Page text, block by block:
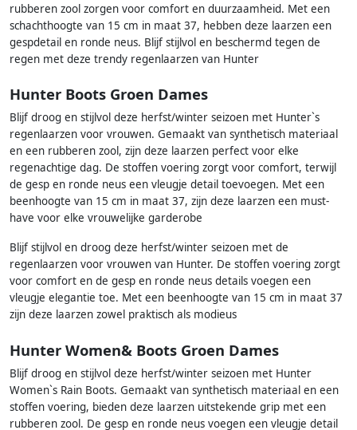
rubberen zool zorgen voor comfort en duurzaamheid. Met een
schachthoogte van 15 cm in maat 37, hebben deze laarzen een
gespdetail en ronde neus. Blijf stijlvol en beschermd tegen de
regen met deze trendy regenlaarzen van Hunter
Hunter Boots Groen Dames
Blijf droog en stijlvol deze herfst/winter seizoen met Hunter`s
regenlaarzen voor vrouwen. Gemaakt van synthetisch materiaal
en een rubberen zool, zijn deze laarzen perfect voor elke
regenachtige dag. De stoffen voering zorgt voor comfort, terwijl
de gesp en ronde neus een vleugje detail toevoegen. Met een
beenhoogte van 15 cm in maat 37, zijn deze laarzen een must-
have voor elke vrouwelijke garderobe
Blijf stijlvol en droog deze herfst/winter seizoen met de
regenlaarzen voor vrouwen van Hunter. De stoffen voering zorgt
voor comfort en de gesp en ronde neus details voegen een
vleugje elegantie toe. Met een beenhoogte van 15 cm in maat 37
zijn deze laarzen zowel praktisch als modieus
Hunter Women& Boots Groen Dames
Blijf droog en stijlvol deze herfst/winter seizoen met Hunter
Women`s Rain Boots. Gemaakt van synthetisch materiaal en een
stoffen voering, bieden deze laarzen uitstekende grip met een
rubberen zool. De gesp en ronde neus voegen een vleugje detail